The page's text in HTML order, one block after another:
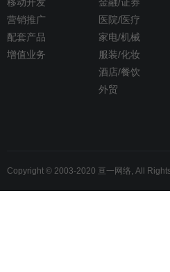
营销推广
配套产品
增值业务
医院/医疗
家电/机械
服装/化妆
酒店/餐饮
外贸
Copyright © 2003-2020 亘一网络, All